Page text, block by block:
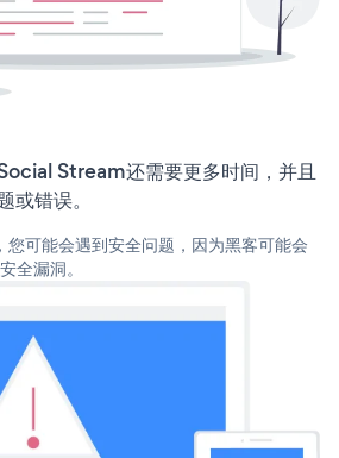
Stream还需要更多时间，并且
错误。
可能会遇到安全问题，因为黑客可能会
全漏洞。